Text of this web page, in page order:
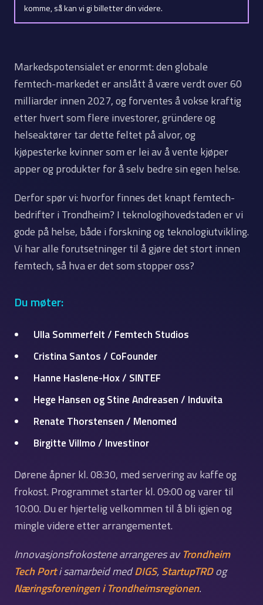
komme, så kan vi gi billetter din videre.
Markedspotensialet er enormt: den globale
femtech-markedet er anslått å være verdt over 60
milliarder innen 2027, og forventes å vokse kraftig
etter hvert som flere investorer, gründere og
helseaktører tar dette feltet på alvor, og
kjøpesterke kvinner som er lei av å vente kjøper
apper og produkter for å selv bedre sin egen helse.
Derfor spør vi: hvorfor finnes det knapt femtech-
bedrifter i Trondheim? I teknologihovedstaden er vi
gode på helse, både i forskning og teknologiutvikling.
Vi har alle forutsetninger til å gjøre det stort innen
femtech, så hva er det som stopper oss?
Du møter:
Ulla Sommerfelt/ Femtech Studios
Cristina Santos/ CoFounder
Hanne Haslene-Hox/ SINTEF
Hege Hansen ogStine Andreasen/ Induvita
Renate Thorstensen / Menomed
Birgitte Villmo/ Investinor
Dørene åpner kl. 08:30, med servering av kaffe og
frokost. Programmet starter kl. 09:00 og varer til
10:00. Du er hjertelig velkommen til å bli igjen og
mingle videre etter arrangementet.
Innovasjonsfrokostene arrangeres avTrondheim
Tech Porti samarbeid medDIGS,StartupTRDog
Næringsforeningen i Trondheimsregionen.